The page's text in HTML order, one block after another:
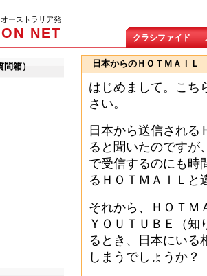
ーストラリア発
NET クラシファイド
箱） 日本からのＨＯＴＭＡＩＬ
はじめまして。こち
さい。
日本から送信される
ると聞いたのですが
で受信するのにも時
るＨＯＴＭＡＩＬと
それから、ＨＯＴＭ
ＹＯＵＴＵＢＥ（知
るとき、日本にいる
しまうでしょうか？